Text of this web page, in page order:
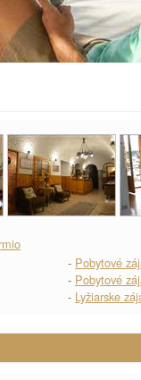
- Pobytové
- Pobytové
- Lyžiarske